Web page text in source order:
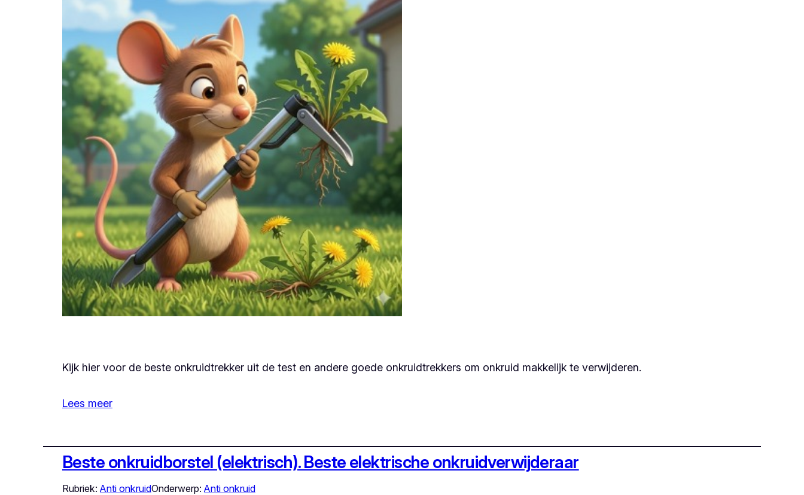
Kijk hier voor de beste onkruidtrekker uit de test en andere goede onkruidtrekkers om onkruid makkelijk te verwijderen.
Lees meer
Beste onkruidborstel (elektrisch). Beste elektrische onkruidverwijderaar
Rubriek: Anti onkruidOnderwerp: Anti onkruid